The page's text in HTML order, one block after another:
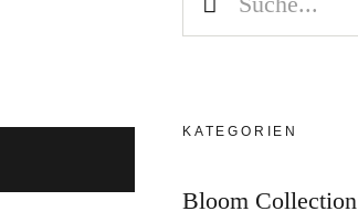
KATEGORIEN
Bloom Collection